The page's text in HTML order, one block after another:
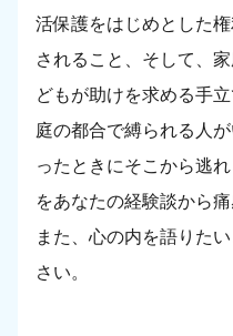
活保護をはじめとした
されること、そして、
どもが助けを求める手
庭の都合で縛られる人
ったときにそこから逃
をあなたの経験談から痛
また、心の内を語りた
さい。